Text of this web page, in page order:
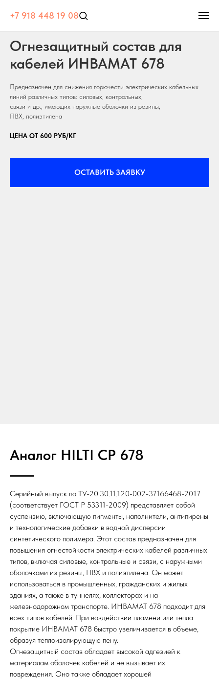
+7 918 448 19 08
Огнезащитный состав для
кабелей ИНВАМАТ 678
Предназначен для снижения горючести электрических кабельных
линий различных типов: силовых, контрольных,
связи и др., имеющих наружные оболочки из резины,
ПВХ, полиэтилена
ЦЕНА ОТ 600 РУБ/КГ
ОСТАВИТЬ ЗАЯВКУ
Аналог HILTI CP 678
Серийный выпуск по ТУ-20.30.11.120-002-37166468-2017
(соответствует ГОСТ Р 53311-2009) представляет собой
суспензию, включающую пигменты, наполнители, антипирены
и технологические добавки в водной дисперсии
синтетического полимера. Этот состав предназначен для
повышения огнестойкости электрических кабелей различных
типов, включая силовые, контрольные и связи, с наружными
оболочками из резины, ПВХ и полиэтилена. Он может
использоваться в промышленных, гражданских и жилых
зданиях, а также в туннелях, коллекторах и на
железнодорожном транспорте. ИНВАМАТ 678 подходит для
всех типов кабелей. При воздействии пламени или тепла
покрытие ИНВАМАТ 678 быстро увеличивается в объеме,
образуя теплоизолирующую пену.
Огнезащитный состав обладает высокой адгезией к
материалам оболочек кабелей и не вызывает их
повреждения. Оно также обладает хорошей